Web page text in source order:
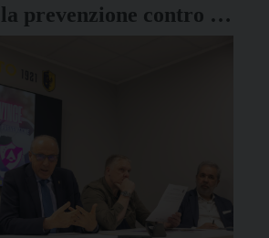
prevenzione contro i